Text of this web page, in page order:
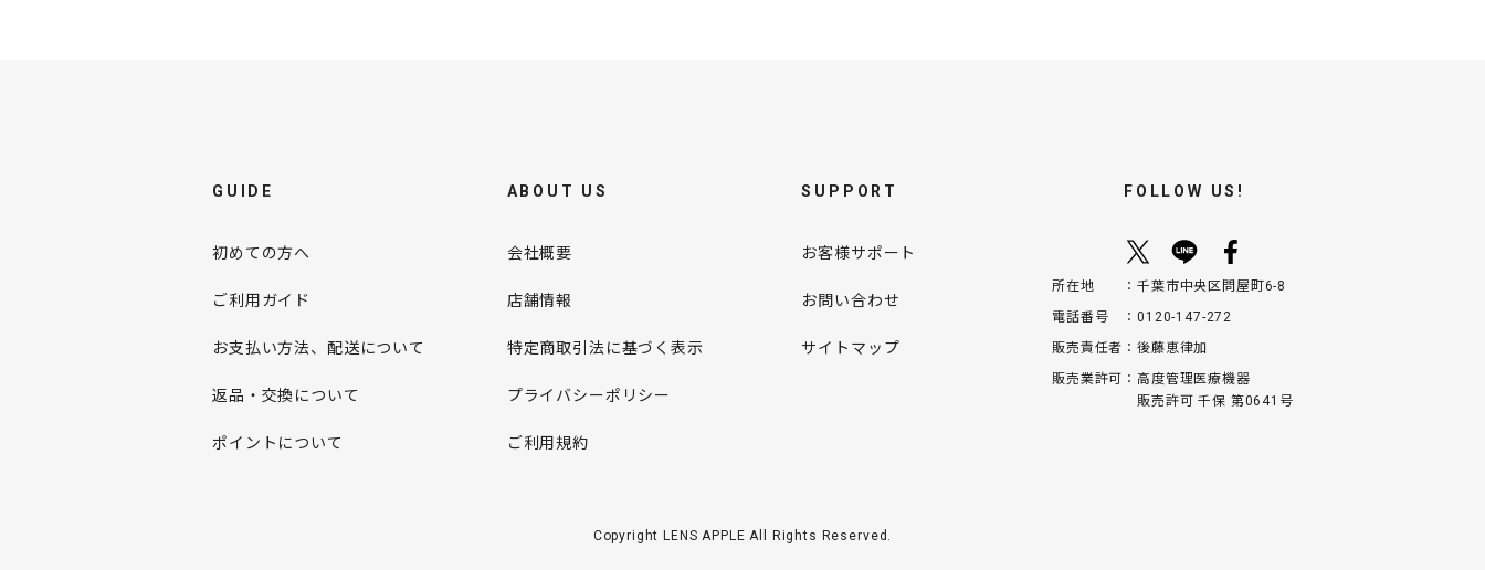
GUIDE
初めての方へ
ご利用ガイド
お支払い方法、配送について
返品・交換について
ポイントについて
ABOUT US
会社概要
店舗情報
特定商取引法に基づく表示
プライバシーポリシー
ご利用規約
SUPPORT
お客様サポート
お問い合わせ
サイトマップ
FOLLOW US!
所在地
千葉市中央区問屋町6-8
電話番号
0120-147-272
販売責任者
後藤恵律加
販売業許可
高度管理医療機器
販売許可 千保 第0641号
Copyright LENS APPLE All Rights Reserved.